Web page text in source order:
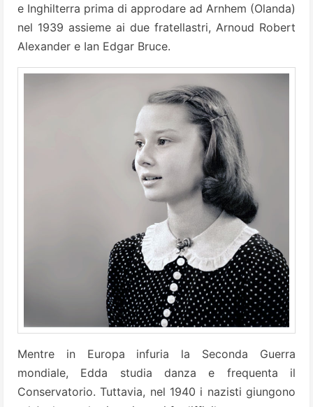
e Inghilterra prima di approdare ad Arnhem (Olanda)
nel 1939 assieme ai due fratellastri, Arnoud Robert
Alexander e Ian Edgar Bruce.
Mentre in Europa infuria la Seconda Guerra
mondiale, Edda studia danza e frequenta il
Conservatorio. Tuttavia, nel 1940 i nazisti giungono